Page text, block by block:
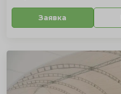
Заявка